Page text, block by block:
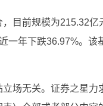
目前规模为215.32亿
一年下跌36.97%。该
场无关。证券之星力